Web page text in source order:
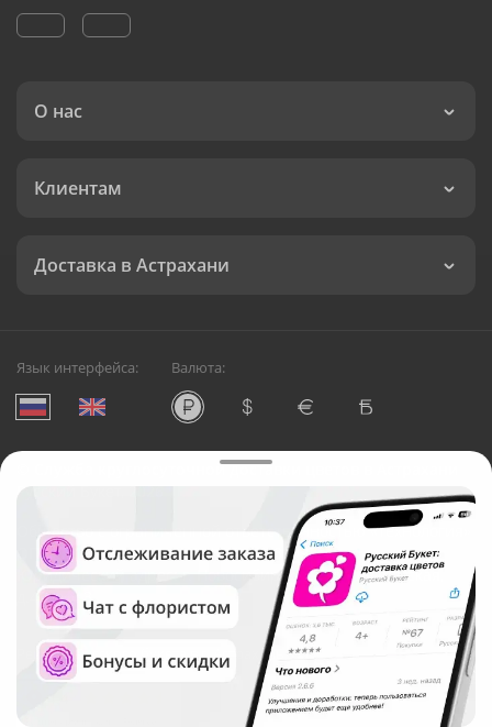
О нас
Клиентам
Доставка в Астрахани
Язык интерфейса: Валюта:
Служба круглосуточной доставки цветов в Астрахани
Русский Букет, 2026
Общество с ограниченной ответственностью «Технология»
ОГРН: 1195476081745, ИНН: 5410081997
Юридический адрес: г. Новосибирск, ул. Ипподромская,
д.42, оф. 3
Рейтинг Русского букета в г. Астрахань